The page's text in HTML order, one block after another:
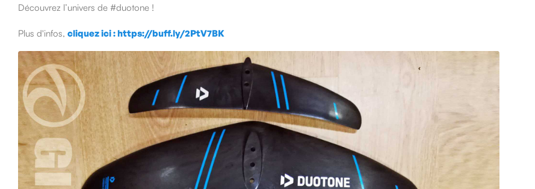
Découvrez l’univers de #duotone !
Plus d'infos, cliquez ici:https://buff.ly/2PtV7BK